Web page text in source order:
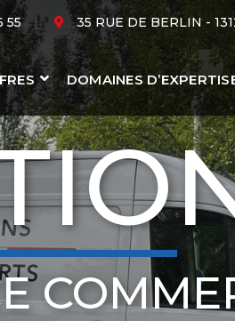
55 35 RUE DE BERLIN -
DOMAINES